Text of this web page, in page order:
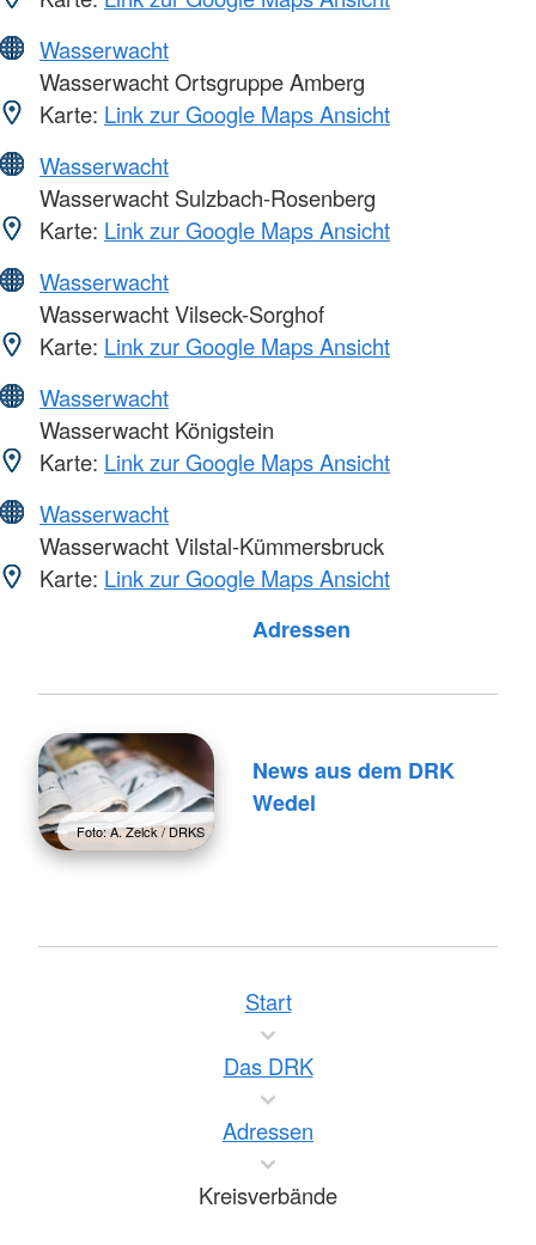
Wasserwacht
Wasserwacht Ortsgruppe Amberg
Karte: Link zur Google Maps Ansicht
Wasserwacht
Wasserwacht Sulzbach-Rosenberg
Karte: Link zur Google Maps Ansicht
Wasserwacht
Wasserwacht Vilseck-Sorghof
Karte: Link zur Google Maps Ansicht
Wasserwacht
Wasserwacht Königstein
Karte: Link zur Google Maps Ansicht
Wasserwacht
Wasserwacht Vilstal-Kümmersbruck
Karte: Link zur Google Maps Ansicht
Adressen
Foto: A. Zelck / DRKS
News aus dem DRK
Wedel
Start
Das DRK
Adressen
Kreisverbände